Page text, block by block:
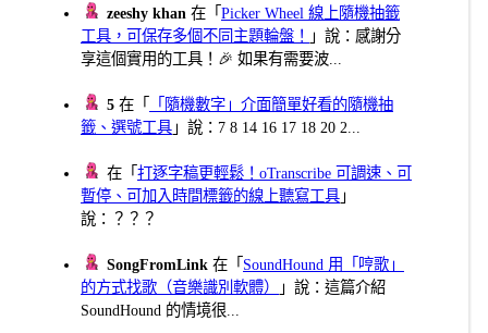
zeeshy khan 在「Picker Wheel 線上隨機抽籤
工具，可保存多個不同主題輪盤！
」說：感謝分
享這個實用的工具！🎉 如果有需要波...
5 在「
「隨機數字」介面簡單好看的隨機抽
籤、選號工具 」說：7 8 14 16 17 18 20 2...
在「打逐字稿更輕鬆！oTranscribe 可調速、可
暫停、可加入時間標籤的線上聽寫工具 」
說：？？？
SongFromLink 在「 SoundHound 用「哼歌」
的方式找歌（音樂識別軟體）
」說：這篇介紹
SoundHound 的情境很...